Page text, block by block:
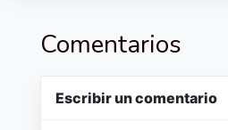
Comentarios
Escribir un comentario